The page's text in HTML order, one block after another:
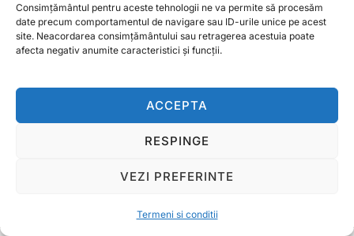
Consimțământul pentru aceste tehnologii ne va permite să procesăm
date precum comportamentul de navigare sau ID-urile unice pe acest
site. Neacordarea consimțământului sau retragerea acestuia poate
afecta negativ anumite caracteristici și funcții.
ACCEPTA
RESPINGE
VEZI PREFERINTE
Termeni si conditii
33.000,00leiPrețul
inițial
a
33.000,00 lei.
29.000,00leiPrețul
curent
este:
ADAUGĂ ÎN COȘ
Copyright © 2026 Ralcom Utilaje Agricole